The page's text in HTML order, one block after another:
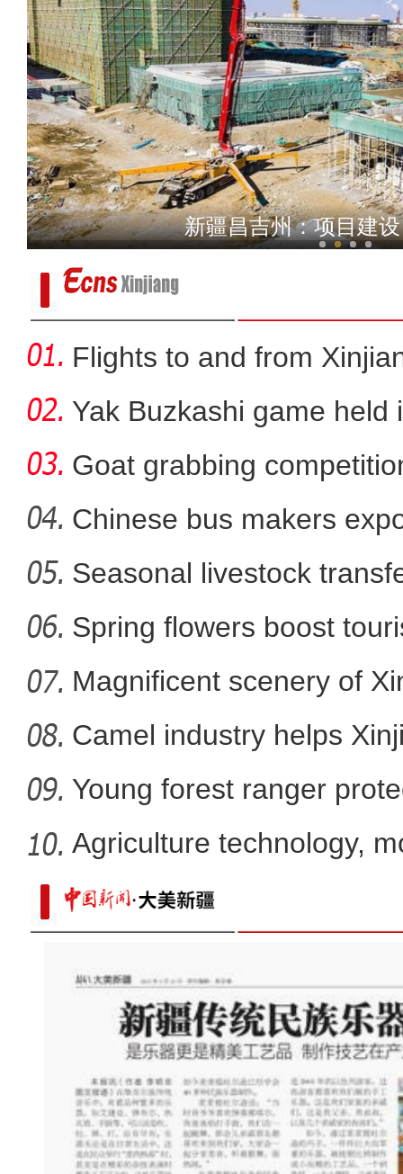
新疆柯坪县杏花丛中
新疆乌什县：万亩核桃
这里是我的家乡——新疆
新疆昌吉州：项目建设
Flights to and from
Yak Buzkashi game held
Goat grabbing
Chinese bus makers
energy ve
Seasonal livestock
Spring flowers boost
Magnificent scenery of
Camel industry helps
Young forest ranger
Agriculture technology,
promote